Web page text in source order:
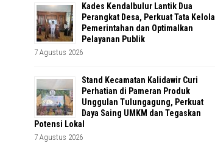
Kades Kendalbulur Lantik Dua
Perangkat Desa, Perkuat Tata Kelola
Pemerintahan dan Optimalkan
Pelayanan Publik
7 Agustus 2026
Stand Kecamatan Kalidawir Curi
Perhatian di Pameran Produk
Unggulan Tulungagung, Perkuat
Daya Saing UMKM dan Tegaskan
Potensi Lokal
7 Agustus 2026